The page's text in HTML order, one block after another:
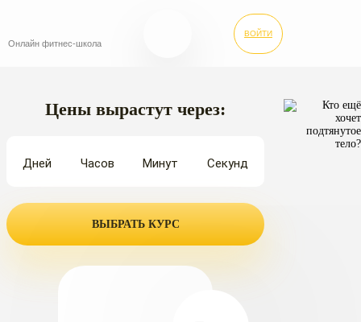
на
3
дня
Онлайн фитнес-школа
ВОЙТИ
Цены вырастут через:
Дней Часов Минут Секунд
ВЫБРАТЬ КУРС